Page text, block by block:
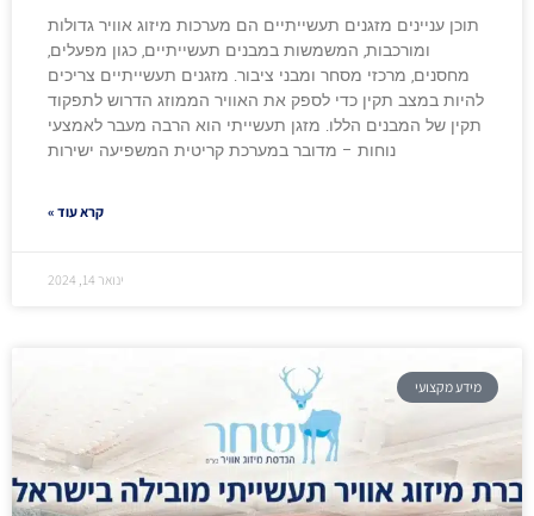
תוכן עניינים מזגנים תעשייתיים הם מערכות מיזוג אוויר גדולות
ומורכבות, המשמשות במבנים תעשייתיים, כגון מפעלים,
מחסנים, מרכזי מסחר ומבני ציבור. מזגנים תעשייתיים צריכים
להיות במצב תקין כדי לספק את האוויר הממוזג הדרוש לתפקוד
תקין של המבנים הללו. מזגן תעשייתי הוא הרבה מעבר לאמצעי
נוחות – מדובר במערכת קריטית המשפיעה ישירות
קרא עוד »
ינואר 14, 2024
מידע מקצועי